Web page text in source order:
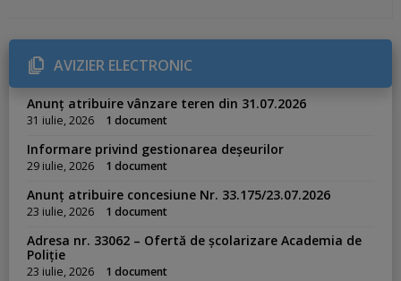
r
i
e
s
AVIZIER ELECTRONIC
Anunț atribuire vânzare teren din 31.07.2026
31 iulie, 2026 1 document
Informare privind gestionarea deșeurilor
29 iulie, 2026 1 document
Anunț atribuire concesiune Nr. 33.175/23.07.2026
23 iulie, 2026 1 document
Adresa nr. 33062 – Ofertă de școlarizare Academia de
Poliție
23 iulie, 2026 1 document